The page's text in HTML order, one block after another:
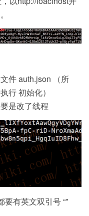
件 auth.json （所
行 初始化）
是改了线程
有英文双引号 “”